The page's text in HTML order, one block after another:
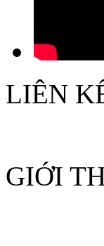
LIÊN
GIỚI